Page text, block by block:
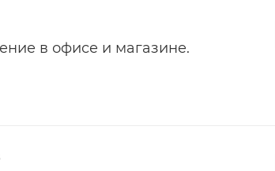
в офисе и магазине.